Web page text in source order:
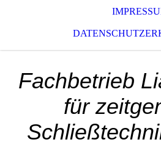
Fachbetrieb
für